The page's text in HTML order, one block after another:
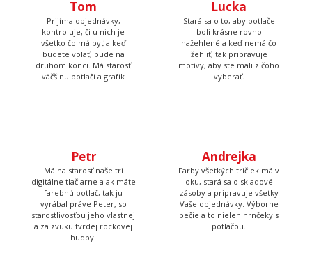
Tom
Prijíma objednávky,
kontroluje, či u nich je
všetko čo má byť a keď
budete volať, bude na
druhom konci. Má starosť
väčšinu potlačí a grafík
Lucka
Stará sa o to, aby potlače
boli krásne rovno
nažehlené a keď nemá čo
žehliť, tak pripravuje
motívy, aby ste mali z čoho
vyberať.
digitálne tlačiarne a ak máte
farebnú potlač, tak ju
vyrábal práve Peter, so
starostlivosťou jeho vlastnej
a za zvuku tvrdej rockovej
hudby.
oku, stará sa o skladové
zásoby a pripravuje všetky
Vaše objednávky. Výborne
pečie a to nielen hrnčeky s
potlačou.